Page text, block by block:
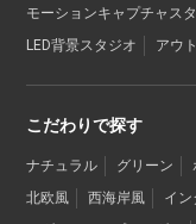
モーションキャプチャス
LED背景スタジオ
アウ
こだわりで探す
ナチュラル グリーン
北欧風
西海岸風 イ